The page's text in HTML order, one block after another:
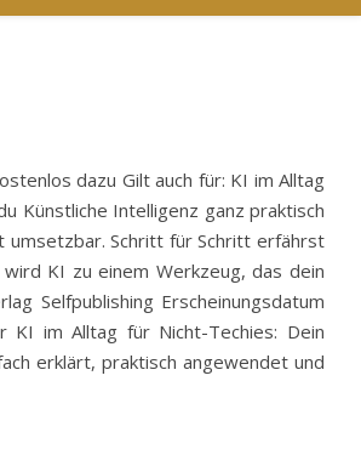
dazu Gilt auch für: KI im Alltag
Künstliche Intelligenz ganz praktisch
umsetzbar. Schritt für Schritt erfährst
KI zu einem Werkzeug, das dein
Selfpublishing Erscheinungsdatum
KI im Alltag für Nicht-Techies: Dein
erklärt, praktisch angewendet und